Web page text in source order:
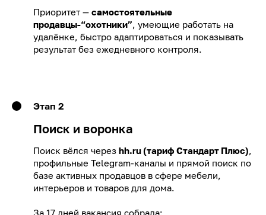
Приоритет — самостоятельные
продавцы-“охотники”, умеющие работать на
удалёнке, быстро адаптироваться и показывать
результат без ежедневного контроля.
Этап 2
Поиск и воронка
Поиск вёлся через hh.ru (тариф Стандарт Плюс),
профильные Telegram-каналы и прямой поиск по
базе активных продавцов в сфере мебели,
интерьеров и товаров для дома.
За 17 дней вакансия собрала: